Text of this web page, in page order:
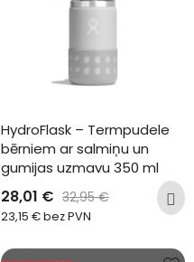
HydroFlask – Termpudele
bērniem ar salmiņu un
gumijas uzmavu 350 ml
28,01 € 32,95€
23,15 €bez PVN